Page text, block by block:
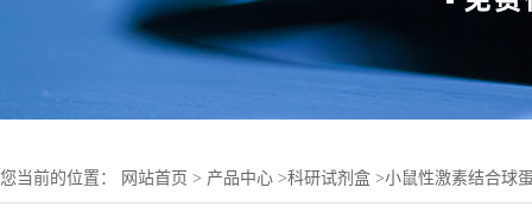
您当前的位置： 网站首页 > 产品中心 >科研试剂盒 >小鼠性激素结合球